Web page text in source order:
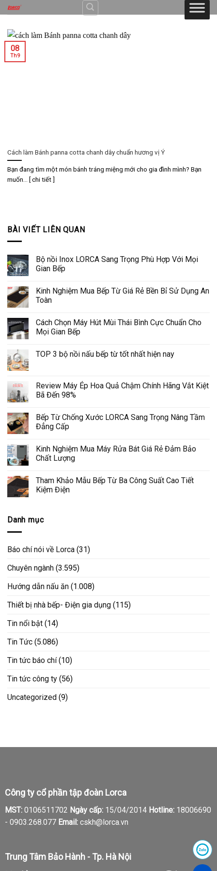
Skip
to
content
Cách làm Bánh panna cotta chanh dây chuẩn hương vị Ý
Bạn đang tìm một món bánh tráng miệng mới cho gia đình mình? Bạn
muốn... [ chi tiết ]
08
Th9
BÀI VIẾT LIÊN QUAN
Bộ nồi Inox LORCA Sang Trọng Phù Hợp Với Mọi
Gian Bếp
Kinh Nghiệm Mua Bếp Từ Giá Rẻ Bền Bỉ Sử Dụng An
Toàn
Cách Chọn Máy Hút Mùi Thái Bình Cực Chuẩn Cho
Mọi Gian Bếp
TOP 3 bộ nồi nấu bếp từ tốt nhất hiện nay
Review Máy Ép Hoa Quả Chậm Chính Hãng Vắt Kiệt
Bã Đến 98%
Bếp Từ Chống Xước LORCA Sang Trọng Nâng Tầm
Đẳng Cấp
Kinh Nghiệm Mua Máy Rửa Bát Giá Rẻ Đảm Bảo
Chất Lượng
Tham Khảo Mẫu Bếp Từ Ba Công Suất Cao Tiết
Kiệm Điện
Danh mục
Báo chí nói về Lorca (31)
Chuyên ngành (3.595)
Hướng dẫn nấu ăn (1.008)
Thiết bị nhà bếp- Điện gia dụng (115)
Tin nổi bật (14)
Tin Tức (5.086)
Tin tức báo chí(10)
Tin tức công ty (56)
Uncategorized (9)
Công ty cổ phần tập đoàn Lorca
MST:0106511702 Ngày cấp:15/04/2014 Hotline:18006690
- 0903.268.077 Email:cskh@lorca.vn
Trung Tâm Bảo Hành - Tp. Hà Nội